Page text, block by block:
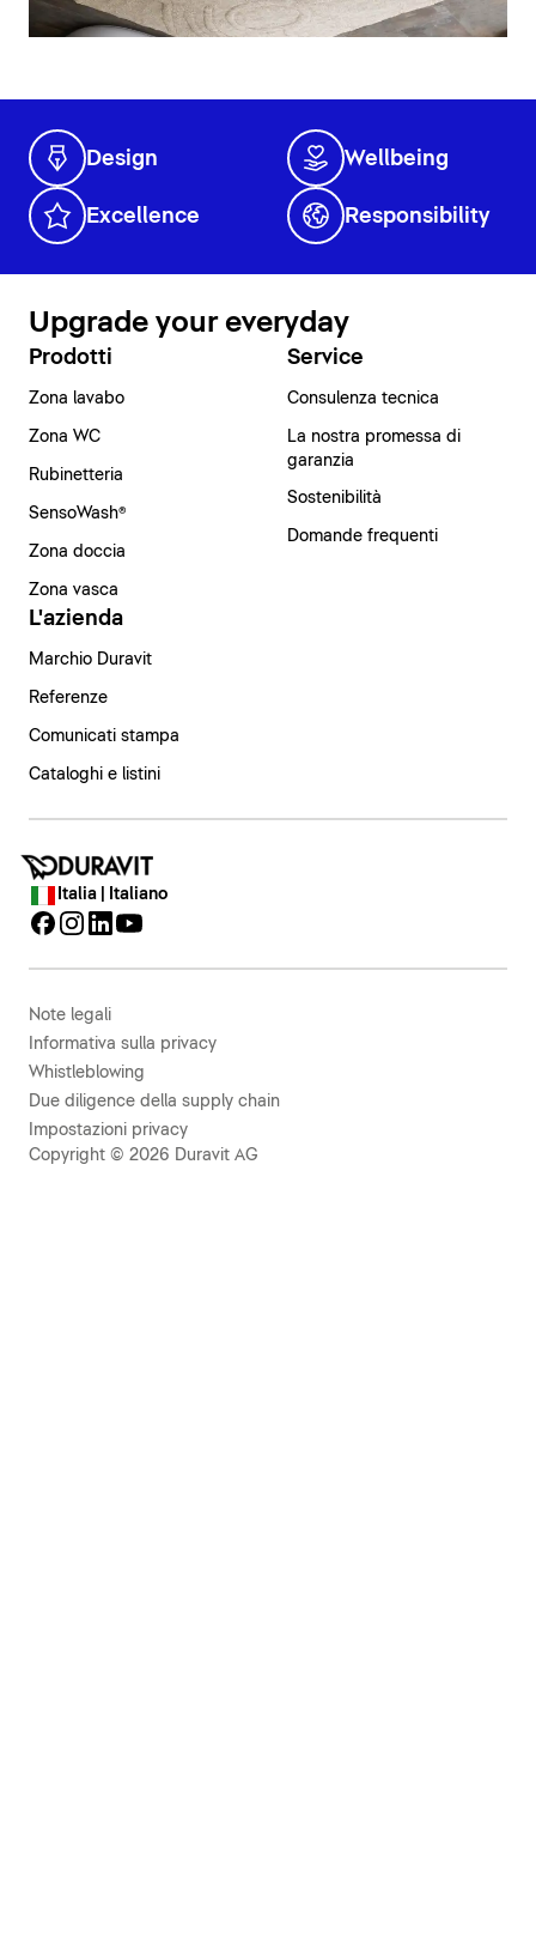
Design Wellbeing
Excellence Responsibility
Upgrade your everyday
Prodotti
Zona lavabo
Zona WC
Rubinetteria
SensoWash®
Zona doccia
Zona vasca
Service
Consulenza tecnica
La nostra promessa di
garanzia
Sostenibilità
Domande frequenti
L'azienda
Marchio Duravit
Referenze
Comunicati stampa
Cataloghi e listini
Italia | Italiano
Note legali
Informativa sulla privacy
Whistleblowing
Due diligence della supply chain
Impostazioni privacy
Copyright © 2026 Duravit AG